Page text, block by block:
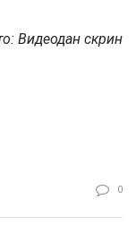
Видеодан скрин
0